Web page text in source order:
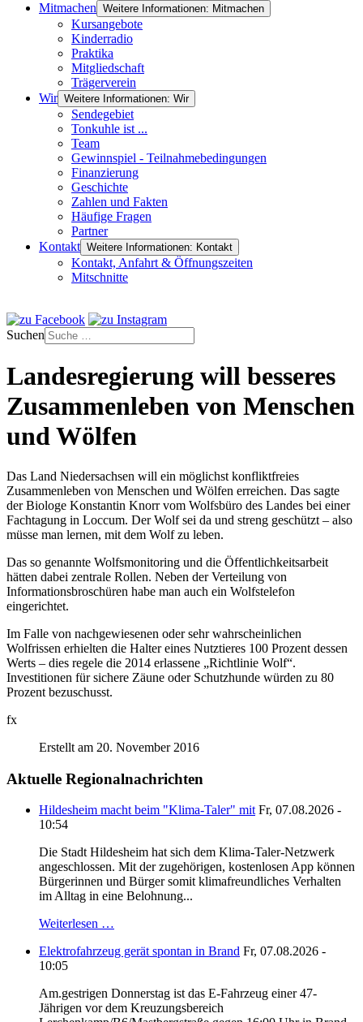
Mitmachen Weitere Informationen: Mitmachen
Kursangebote
Kinderradio
Praktika
Mitgliedschaft
Trägerverein
Wir Weitere Informationen: Wir
Sendegebiet
Tonkuhle ist ...
Team
Gewinnspiel - Teilnahmebedingungen
Finanzierung
Geschichte
Zahlen und Fakten
Häufige Fragen
Partner
Kontakt Weitere Informationen: Kontakt
Kontakt, Anfahrt & Öffnungszeiten
Mitschnitte
Suchen
Landesregierung will besseres
Zusammenleben von Menschen
und Wölfen
Das Land Niedersachsen will ein möglichst konfliktfreies
Zusammenleben von Menschen und Wölfen erreichen. Das sagte
der Biologe Konstantin Knorr vom Wolfsbüro des Landes bei einer
Fachtagung in Loccum. Der Wolf sei da und streng geschützt – also
müsse man lernen, mit dem Wolf zu leben.
Das so genannte Wolfsmonitoring und die Öffentlichkeitsarbeit
hätten dabei zentrale Rollen. Neben der Verteilung von
Informationsbroschüren habe man auch ein Wolfstelefon
eingerichtet.
Im Falle von nachgewiesenen oder sehr wahrscheinlichen
Wolfrissen erhielten die Halter eines Nutztieres 100 Prozent dessen
Werts – dies regele die 2014 erlassene „Richtlinie Wolf“.
Investitionen für sichere Zäune oder Schutzhunde würden zu 80
Prozent bezuschusst.
fx
Erstellt am 20. November 2016
Aktuelle Regionalnachrichten
Hildesheim macht beim "Klima-Taler" mit Fr, 07.08.2026 -
10:54
Die Stadt Hildesheim hat sich dem Klima-Taler-Netzwerk
angeschlossen. Mit der zugehörigen, kostenlosen App können
Bürgerinnen und Bürger somit klimafreundliches Verhalten
im Alltag in eine Belohnung...
Weiterlesen …
Elektrofahrzeug gerät spontan in Brand Fr, 07.08.2026 -
10:05
Am.gestrigen Donnerstag ist das E-Fahrzeug einer 47-
Jährigen vor dem Kreuzungsbereich